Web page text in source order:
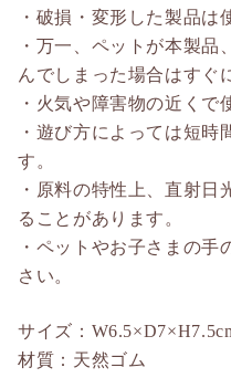
・破損・変形した製品は
・万一、ペットが本製品
んでしまった場合はすぐ
・火気や障害物の近くで
・遊び方によっては短時
す。
・原料の特性上、直射日
ることがあります。
・ペットやお子さまの
さい。
サイズ：
材質：天然ゴム